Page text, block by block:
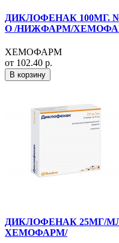
ДИКЛОФЕНАК 100МГ.
О /НИЖФАРМ/
ХЕМОФАРМ
от 102.40 р.
В корзину
ДИКЛОФЕНАК 25МГ/
ХЕМОФАРМ/